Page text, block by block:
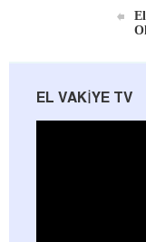
EL VAKIYE TV